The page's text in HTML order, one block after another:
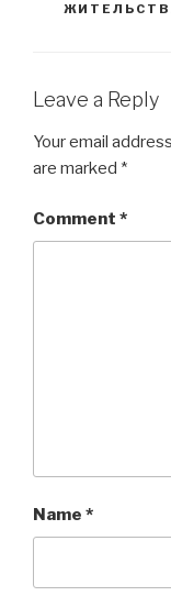
Leave a Reply
Your email
are marked *
Comment *
Name *